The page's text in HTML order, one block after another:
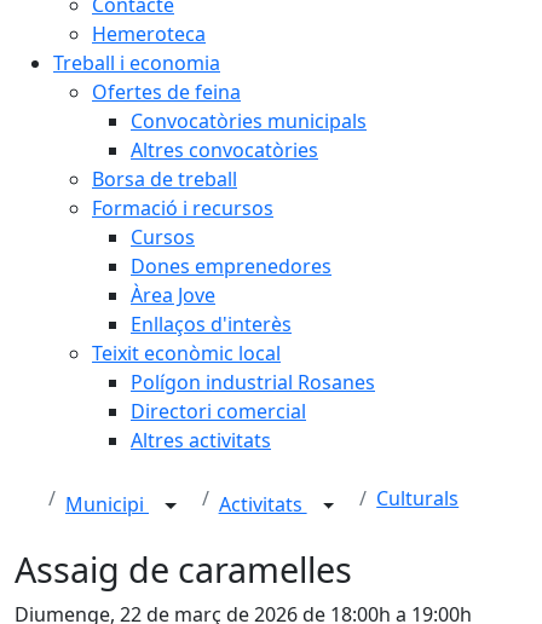
Hemeroteca
Treball i economia
Ofertes de feina
Convocatòries municipals
Altres convocatòries
Borsa de treball
Formació i recursos
Cursos
Dones emprenedores
Àrea Jove
Enllaços d'interès
Teixit econòmic local
Polígon industrial Rosanes
Directori comercial
Altres activitats
Municipi Activitats Culturals
Assaig de caramelles
Diumenge, 22 de març de 2026 de 18:00h a 19:00h